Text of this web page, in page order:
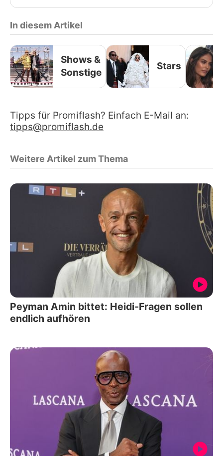
In diesem Artikel
Shows &
Sonstige
Stars
Tipps für Promiflash? Einfach E-Mail an:
tipps@promiflash.de
Weitere Artikel zum Thema
Peyman Amin bittet: Heidi-Fragen sollen
endlich aufhören